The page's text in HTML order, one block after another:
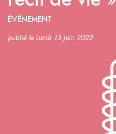
ÉVÉNEMENT
publié le Lundi 13 juin 2022